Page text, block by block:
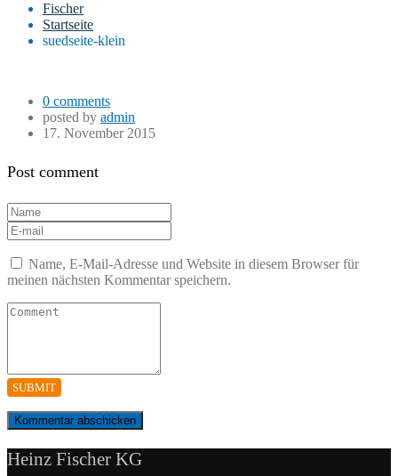
Fischer
Startseite
suedseite-klein
0 comments
posted by admin
17. November 2015
Post comment
Name, E-Mail-Adresse und Website in diesem Browser für
meinen nächsten Kommentar speichern.
SUBMIT
Heinz Fischer KG